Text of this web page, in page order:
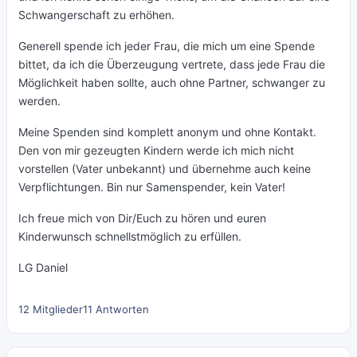
Schwangerschaft zu erhöhen.
Generell spende ich jeder Frau, die mich um eine Spende
bittet, da ich die Überzeugung vertrete, dass jede Frau die
Möglichkeit haben sollte, auch ohne Partner, schwanger zu
werden.
Meine Spenden sind komplett anonym und ohne Kontakt.
Den von mir gezeugten Kindern werde ich mich nicht
vorstellen (Vater unbekannt) und übernehme auch keine
Verpflichtungen. Bin nur Samenspender, kein Vater!
Ich freue mich von Dir/Euch zu hören und euren
Kinderwunsch schnellstmöglich zu erfüllen.
LG Daniel
12 Mitglieder11 Antworten